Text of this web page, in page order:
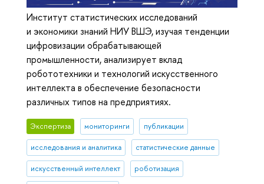
Институт статистических исследований
и экономики знаний НИУ ВШЭ, изучая тенденции
цифровизации обрабатывающей
промышленности, анализирует вклад
робототехники и технологий искусственного
интеллекта в обеспечение безопасности
различных типов на предприятиях.
Экспертиза мониторинги публикации
исследования и аналитика статистические данные
искусственный интеллект роботизация